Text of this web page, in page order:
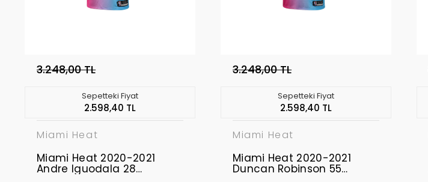
3.248,00 TL
Sepetteki Fiyat
2.598,40 TL
Miami Heat
Miami Heat 2020-2021
Andre Iguodala 28
3.248,00 TL
Sepetteki Fiyat
2.598,40 TL
Miami Heat
Miami Heat 2020-2021
Duncan Robinson 55